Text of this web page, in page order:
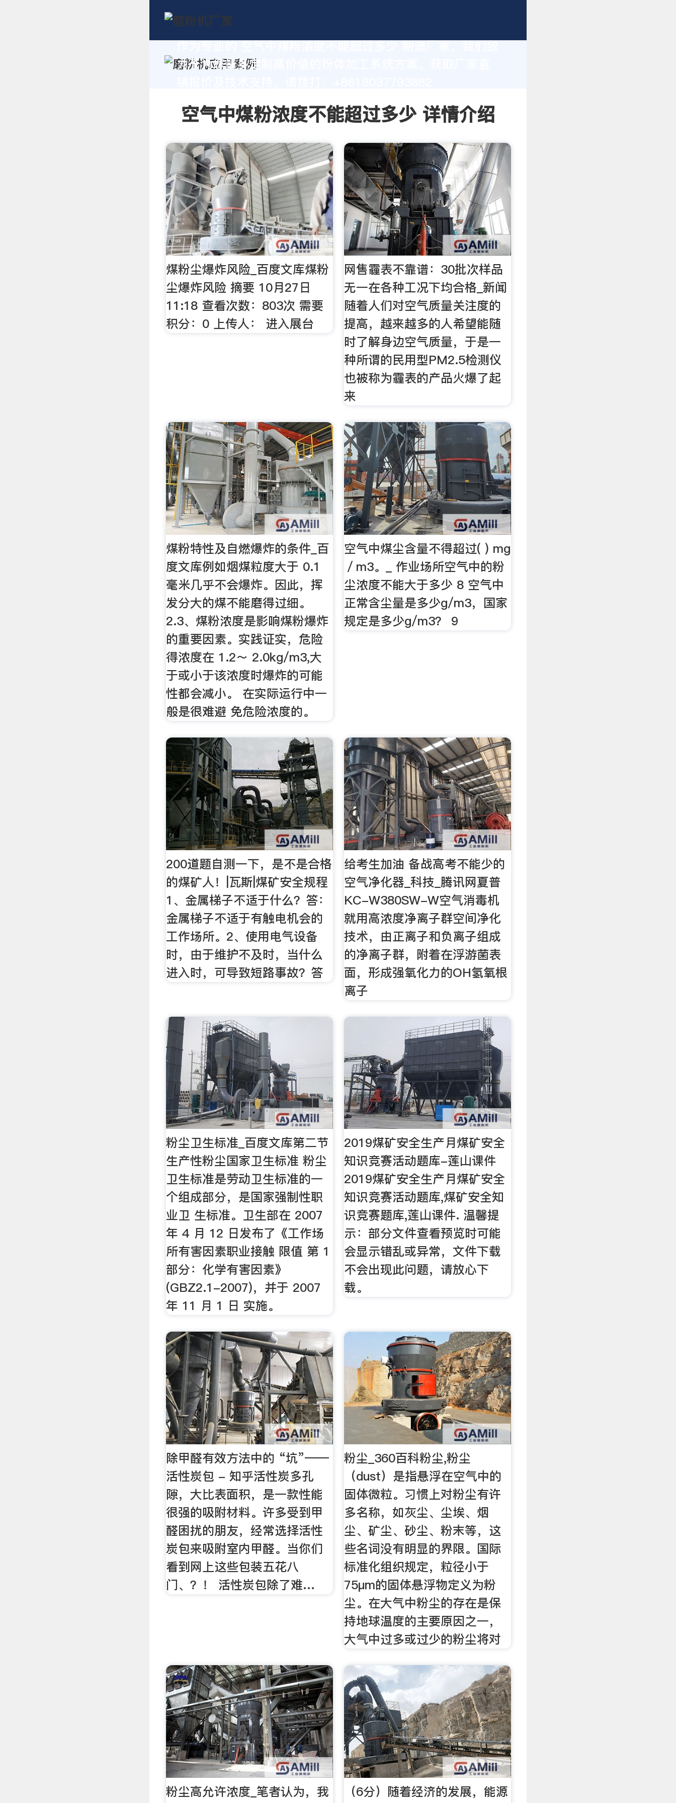
力于为您量身定制高价值的粉体加工系统方案。获取厂家直
空气中煤粉浓度不能超过多少 详情介绍
煤粉尘爆炸风险_百度文库煤粉
尘爆炸风险 摘要 10月27日
11:18 查看次数：803次 需要
积分：0 上传人： 进入展台
网售霾表不靠谱：30批次样品
无一在各种工况下均合格_新闻
随着人们对空气质量关注度的
提高，越来越多的人希望能随
时了解身边空气质量，于是一
种所谓的民用型PM2.5检测仪
也被称为霾表的产品火爆了起
来
煤粉特性及自燃爆炸的条件_百
度文库例如烟煤粒度大于 0.1
毫米几乎不会爆炸。因此，挥
发分大的煤不能磨得过细。
2.3、煤粉浓度是影响煤粉爆炸
的重要因素。实践证实，危险
得浓度在 1.2～ 2.0kg/m3,大
于或小于该浓度时爆炸的可能
性都会减小。 在实际运行中一
般是很难避 免危险浓度的。
空气中煤尘含量不得超过( ) mg
／m3。_ 作业场所空气中的粉
尘浓度不能大于多少 8 空气中
正常含尘量是多少g/m3，国家
规定是多少g/m3？ 9
200道题自测一下，是不是合格
的煤矿人！|瓦斯|煤矿安全规程
1、金属梯子不适于什么？答：
金属梯子不适于有触电机会的
工作场所。2、使用电气设备
时，由于维护不及时，当什么
进入时，可导致短路事故？答
给考生加油 备战高考不能少的
空气净化器_科技_腾讯网夏普
KC-W380SW-W空气消毒机
就用高浓度净离子群空间净化
技术，由正离子和负离子组成
的净离子群，附着在浮游菌表
面，形成强氧化力的OH氢氧根
离子
粉尘卫生标准_百度文库第二节
生产性粉尘国家卫生标准 粉尘
卫生标准是劳动卫生标准的一
个组成部分，是国家强制性职
业卫 生标准。卫生部在 2007
年 4 月 12 日发布了《工作场
所有害因素职业接触 限值 第 1
部分：化学有害因素》
(GBZ2.1-2007)，并于 2007
年 11 月 1 日 实施。
2019煤矿安全生产月煤矿安全
知识竞赛活动题库-莲山课件
2019煤矿安全生产月煤矿安全
知识竞赛活动题库,煤矿安全知
识竞赛题库,莲山课件. 温馨提
示：部分文件查看预览时可能
会显示错乱或异常，文件下载
不会出现此问题，请放心下
载。
除甲醛有效方法中的 “坑”——
活性炭包 - 知乎活性炭多孔
隙，大比表面积，是一款性能
很强的吸附材料。许多受到甲
醛困扰的朋友，经常选择活性
炭包来吸附室内甲醛。当你们
看到网上这些包装五花八
门、？！ 活性炭包除了难…
粉尘_360百科粉尘,粉尘
（dust）是指悬浮在空气中的
固体微粒。习惯上对粉尘有许
多名称，如灰尘、尘埃、烟
尘、矿尘、砂尘、粉末等，这
些名词没有明显的界限。国际
标准化组织规定，粒径小于
75μm的固体悬浮物定义为粉
尘。在大气中粉尘的存在是保
持地球温度的主要原因之一，
大气中过多或过少的粉尘将对
粉尘高允许浓度_笔者认为，我
（6分）随着经济的发展，能源